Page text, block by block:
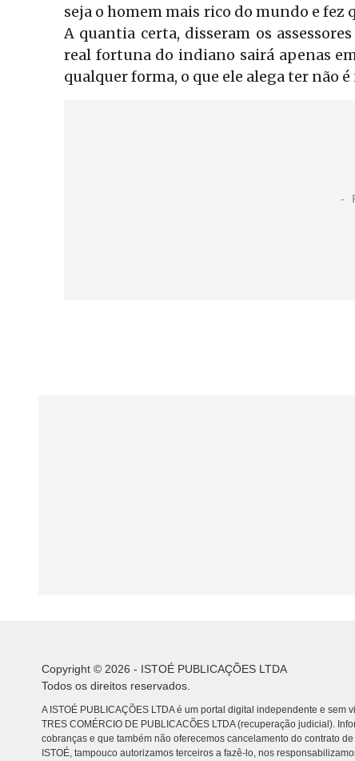
seja o homem mais rico do mundo e fez
A quantia certa, disseram os
real fortuna do indiano sairá apenas
qualquer forma, o que ele alega ter não é
Copyright © 2026 - ISTOÉ PUBLICAÇÕES LTDA
Todos os direitos reservados.
A ISTOÉ PUBLICAÇÕES LTDA é um portal digital independente e sem
TRES COMÉRCIO DE PUBLICACÕES LTDA (recuperação judicial).
cobranças e que também não oferecemos cancelamento do contrato
ISTOÉ, tampouco autorizamos terceiros a fazê-lo, nos